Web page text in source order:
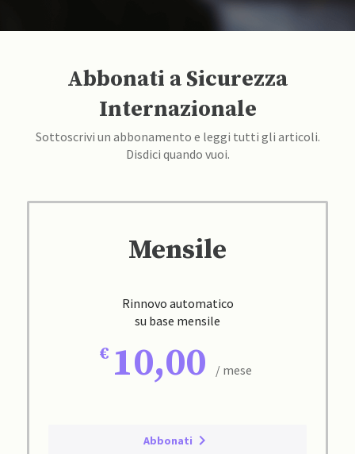
Abbonati a Sicurezza
Internazionale
Sottoscrivi un abbonamento e leggi tutti gli articoli.
Disdici quando vuoi.
Mensile
Rinnovo automatico
su base mensile
10,00 / mese
Abbonati